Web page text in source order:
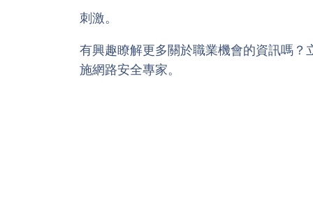
刺激。
有興趣瞭解更多關於職業機會的資訊嗎？
施網路安全專家。